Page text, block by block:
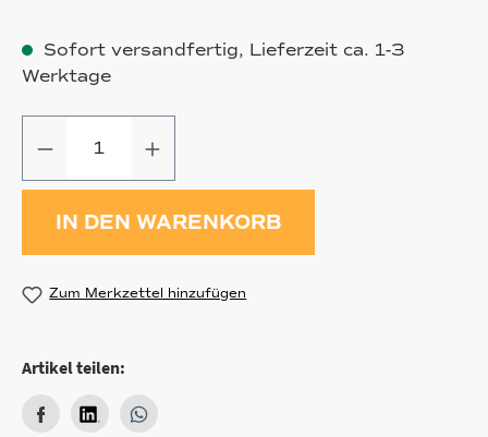
Sofort versandfertig, Lieferzeit ca. 1-3
Werktage
IN DEN WARENKORB
Zum Merkzettel hinzufügen
Artikel teilen: